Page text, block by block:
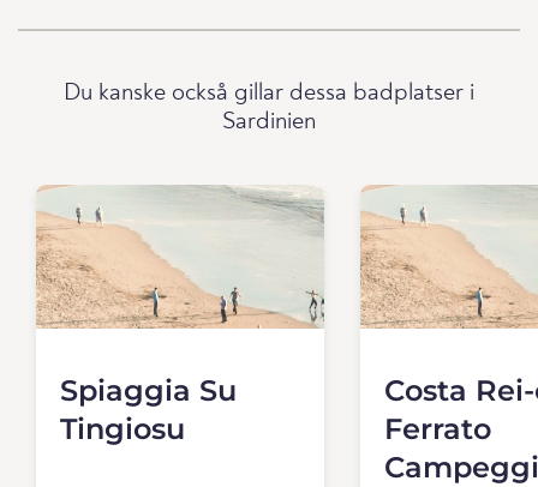
Du kanske också gillar dessa badplatser i
Sardinien
Spiaggia Su
Tingiosu
Costa
Ferrato